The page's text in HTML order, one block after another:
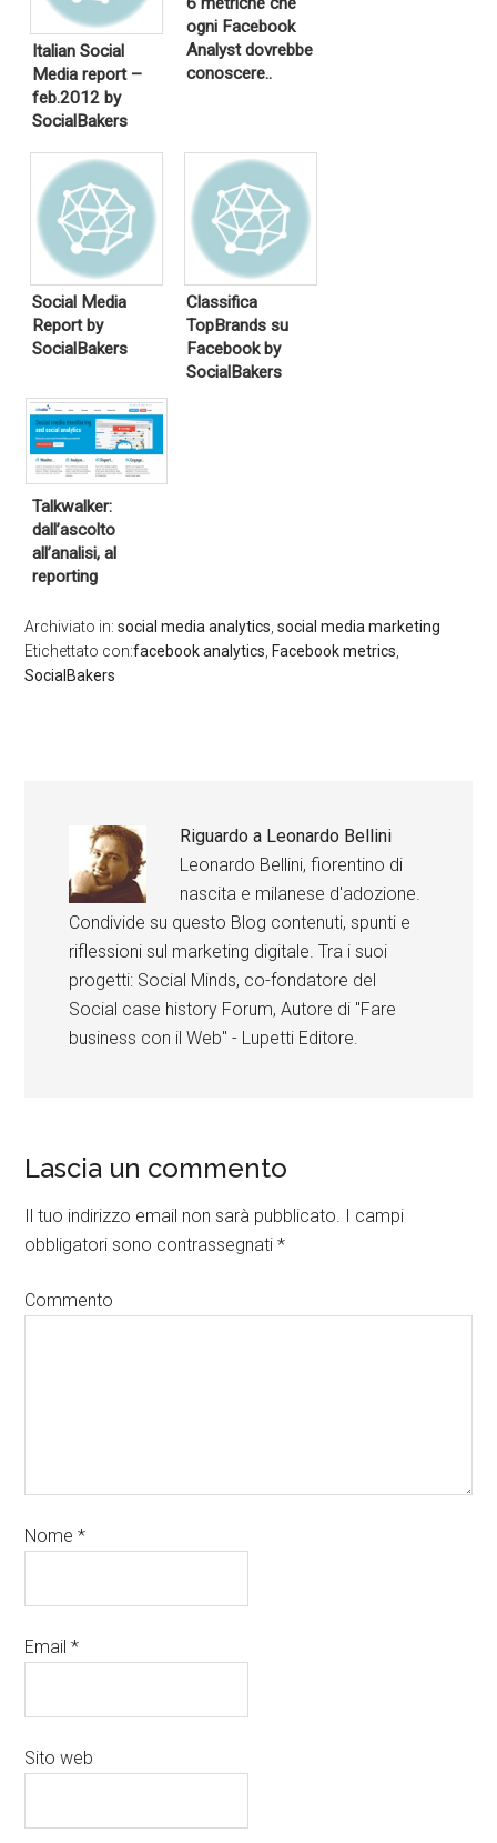
Italian Social
Media report –
feb.2012 by
SocialBakers
ogni Facebook
Analyst dovrebbe
conoscere..
Social Media
Report by
SocialBakers
Classifica
TopBrands su
Facebook by
SocialBakers
Talkwalker:
dall’ascolto
all’analisi, al
reporting
Archiviato in:social media analytics,social media marketing
Etichettato con:facebook analytics, Facebook metrics,
SocialBakers
Riguardo a Leonardo Bellini
Leonardo Bellini, fiorentino di
nascita e milanese d'adozione.
Condivide su questo Blog contenuti, spunti e
riflessioni sul marketing digitale. Tra i suoi
progetti: Social Minds, co-fondatore del
Social case history Forum, Autore di "Fare
business con il Web" - Lupetti Editore.
Lascia un commento
Il tuo indirizzo email non sarà pubblicato. I campi
obbligatori sono contrassegnati*
Commento
Nome*
Email*
Sito web